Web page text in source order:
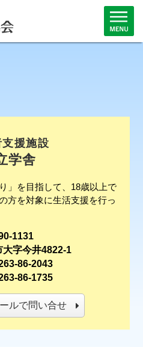
支援施設
学舎
」を目指して、18歳以上で
方を対象に生活支援を行っ
1131
大字今井4822-1
86-2043
86-1735
ルで問い合せ